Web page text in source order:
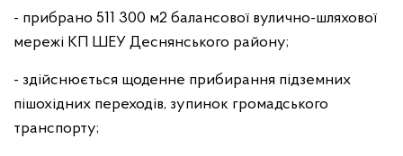
- прибрано 511 300 м2 балансової вулично-шляхової
мережі КП ШЕУ Деснянського району;
- здійснюється щоденне прибирання підземних
пішохідних переходів, зупинок громадського
транспорту;